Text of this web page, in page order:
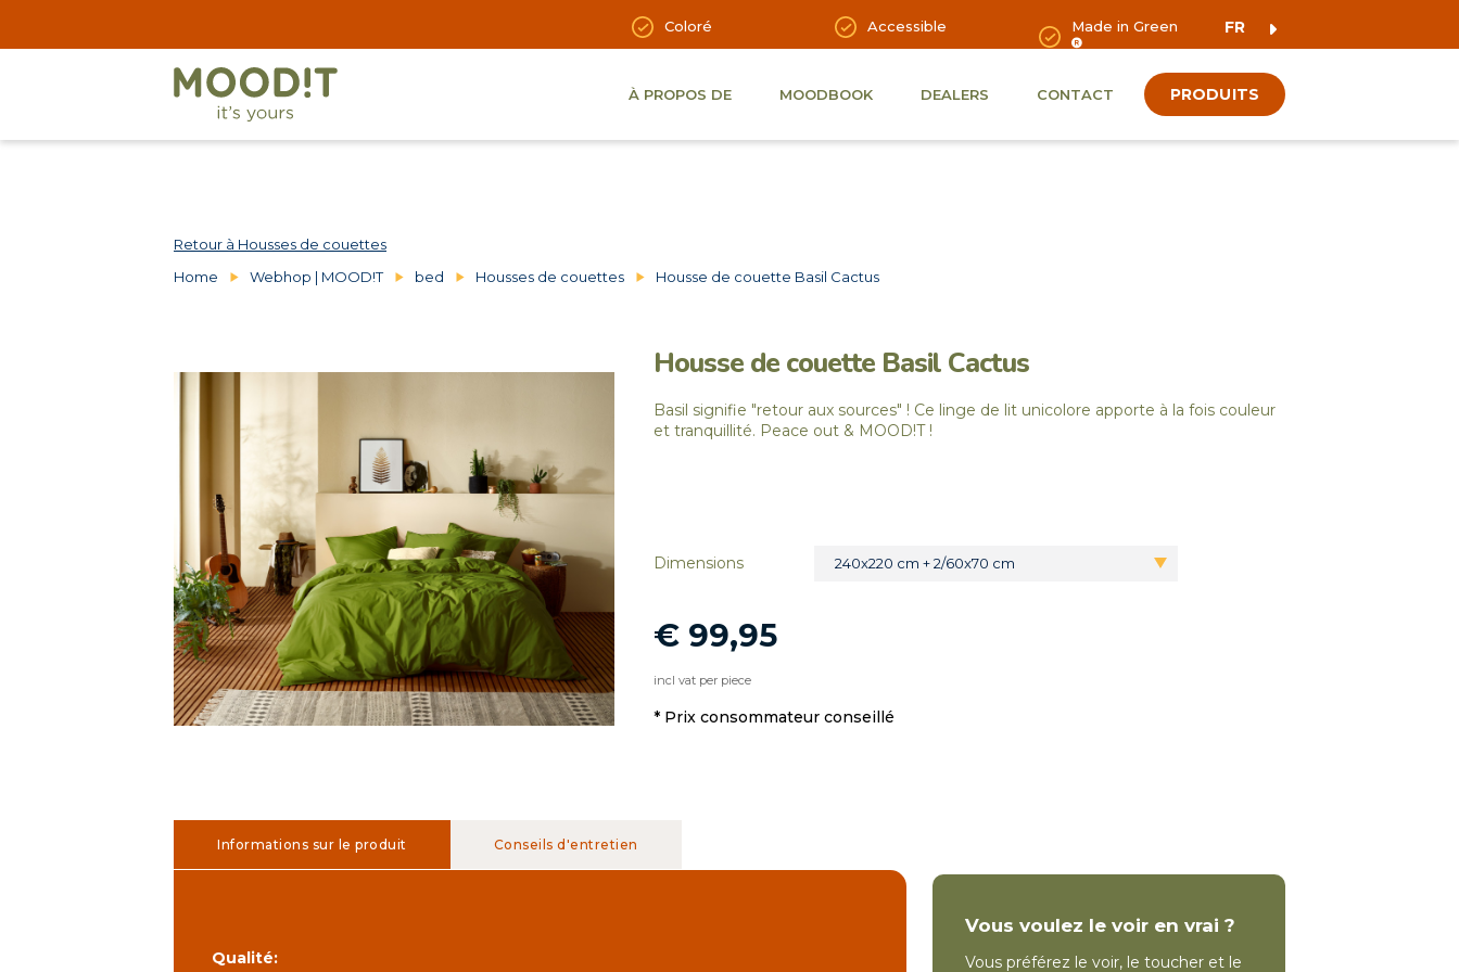
Coloré Accessible Made in Green FR
À PROPOS DE MOODBOOK DEALERS CONTACT PRODUITS
Retour à Housses de couettes
Home
Webhop | MOOD!T bed Housses de couettes Housse de couette Basil Cactus
Housse de couette Basil Cactus
Basil signifie "retour aux sources" ! Ce linge de lit unicolore apporte à la fois couleur
et tranquillité. Peace out & MOOD!T !
Dimensions 240x220 cm + 2/60x70 cm
€ 99,95
incl vat per piece
* Prix ​​consommateur conseillé
Informations sur le produit Conseils d'entretien
Qualité:
Vous voulez le voir en vrai ?
Vous préférez le voir, le toucher et le